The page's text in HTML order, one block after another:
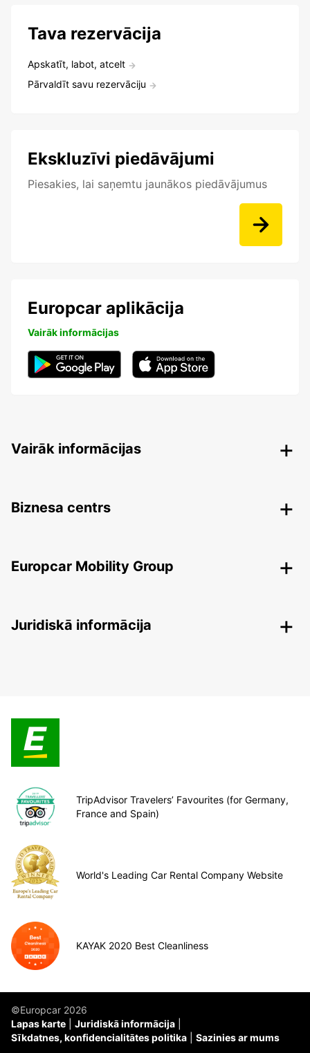
Tava rezervācija
Apskatīt, labot, atcelt
Pārvaldīt savu rezervāciju
Ekskluzīvi piedāvājumi
Piesakies, lai saņemtu jaunākos piedāvājumus
Europcar aplikācija
Vairāk informācijas
Vairāk informācijas
Biznesa centrs
Europcar Mobility Group
Juridiskā informācija
TripAdvisor Travelers’ Favourites (for Germany,
France and Spain)
World's Leading Car Rental Company Website
KAYAK 2020 Best Cleanliness
©Europcar 2026
Lapas karte
Juridiskā informācija
Sīkdatnes, konfidencialitātes politika
Sazinies ar mums